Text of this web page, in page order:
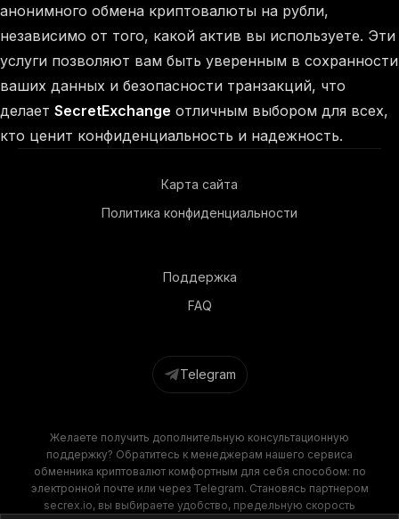
анонимного обмена криптовалюты на рубли,
независимо от того, какой актив вы используете. Эти
услуги позволяют вам быть уверенным в сохранности
ваших данных и безопасности транзакций, что
делает SecretExchange отличным выбором для всех,
кто ценит конфиденциальность и надежность.
Карта сайта
Политика конфиденциальности
Поддержка
FAQ
Telegram
Желаете получить дополнительную консультационную
поддержку? Обратитесь к менеджерам нашего сервиса
обменника криптовалют комфортным для себя способом: по
электронной почте или через Telegram. Становясь партнером
secrex.io, вы выбираете удобство, предельную скорость